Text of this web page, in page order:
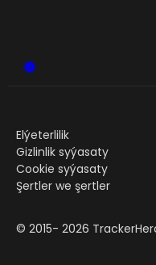
© 2015- 2026
Elýeterlilik
Gizlinlik syýasaty
Cookie syýasaty
Şertler we şertler